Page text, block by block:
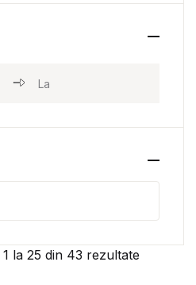
1 la 25 din 43 rezultate